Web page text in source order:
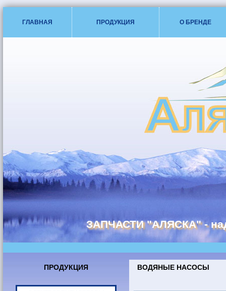
ГЛАВНАЯ ПРОДУКЦИЯ О БРЕНДЕ
ЗАПЧАСТИ "АЛЯСКА" -
ПРОДУКЦИЯ ВОДЯНЫЕ НАСОСЫ